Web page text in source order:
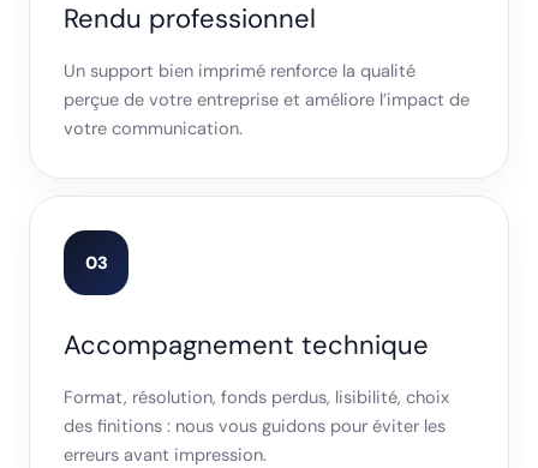
Rendu professionnel
Un support bien imprimé renforce la qualité
perçue de votre entreprise et améliore l’impact de
votre communication.
03
Accompagnement technique
Format, résolution, fonds perdus, lisibilité, choix
des finitions : nous vous guidons pour éviter les
erreurs avant impression.